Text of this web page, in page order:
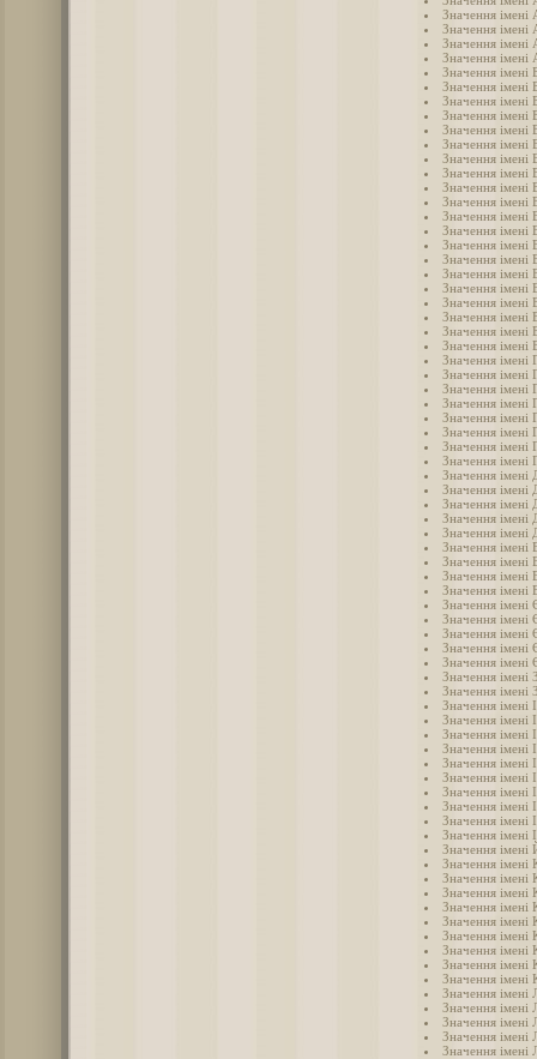
Значення імені
Значення імені
Значення імені
Значення імені
Значення імені
Значення імені
Значення імені
Значення імені
Значення імені
Значення імені
Значення імені
Значення імені
Значення імені
Значення імені
Значення імені
Значення імені
Значення імені
Значення імені
Значення імені
Значення імені
Значення імені
Значення
Значення імені
Значення імені
Значення імені
Значення імені
Значення імені
Значення імені
Значення імені
Значення імені
Значення імені
Значення імені
Значення імені
Значення імені
Значення імені
Значення імені
Значення імені
Значення імені
Значення імені
Значення імені
Значення імені
Значення імені
Значення імені
Значення імені
Значення імені
Значення імені
Значення імені
Значення імені
Значення імені
Значення імені
Значення імені
Значення імені
Значення імені
Значення імені
Значення імені
Значення імені
Значення імені
Значення імені
Значення імені
Значення імені
Значення імені
Значення імені
Значення імені
Значення імені
Значення імені
Значення імені
Значення імені
Значення імені
Значення імені
Значення імені
Значення імені
Значення імені
Значення імені